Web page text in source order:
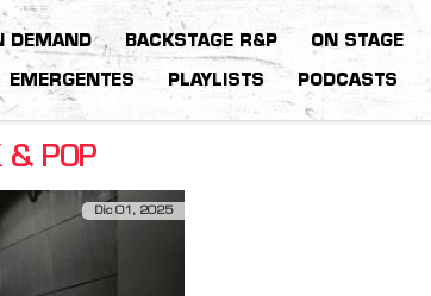
DEMAND BACKSTAGE R&P ON STAGE
EMERGENTES PLAYLISTS PODCASTS
& POP
Dic 01, 2025